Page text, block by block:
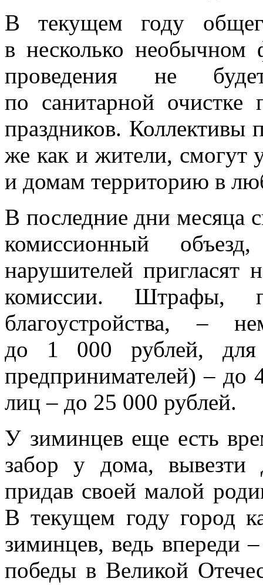
В текущем году
в несколько необычном
проведения не
по санитарной
праздников. Коллективы
же как и жители, смогут
и домам территорию в
В последние дни месяца
комиссионный
нарушителей пригласят
комиссии. Штрафы,
благоустройства, –
до 1 000 рублей, для
предпринимателей) – до
лиц – до 25 000 рублей.
У зиминцев еще есть
забор у дома, вывезти
придав своей малой
В текущем году город
зиминцев, ведь впереди
победы в Великой